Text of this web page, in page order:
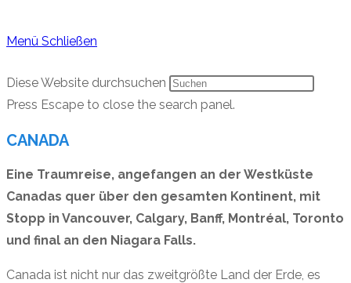
Menü Schließen
Diese Website durchsuchen
Press Escape to close the search panel.
CANADA
Eine Traumreise, angefangen an der Westküste
Canadas quer über den gesamten Kontinent, mit
Stopp in Vancouver, Calgary, Banff, Montréal, Toronto
und final an den Niagara Falls.
Canada ist nicht nur das zweitgrößte Land der Erde, es